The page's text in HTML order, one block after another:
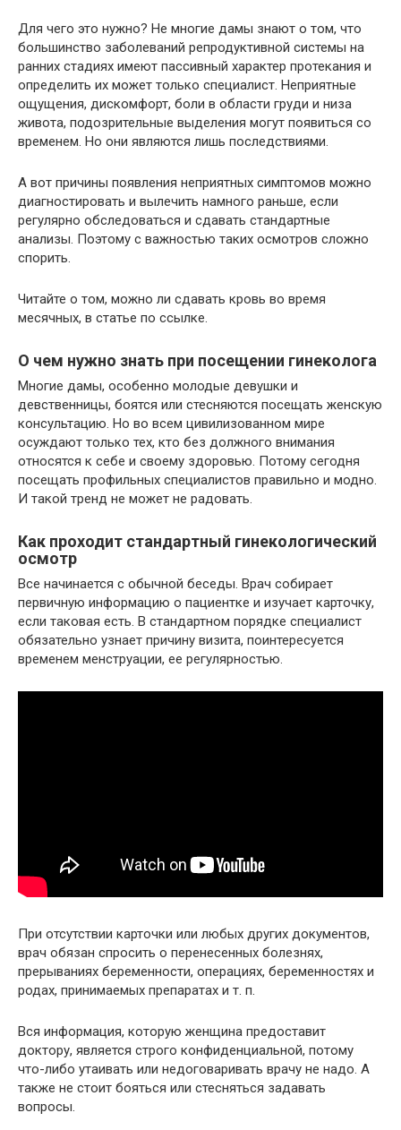
Для чего это нужно? Не многие дамы знают о том, что
большинство заболеваний репродуктивной системы на
ранних стадиях имеют пассивный характер протекания и
определить их может только специалист. Неприятные
ощущения, дискомфорт, боли в области груди и низа
живота, подозрительные выделения могут появиться со
временем. Но они являются лишь последствиями.
А вот причины появления неприятных симптомов можно
диагностировать и вылечить намного раньше, если
регулярно обследоваться и сдавать стандартные
анализы. Поэтому с важностью таких осмотров сложно
спорить.
Читайте о том, можно ли сдавать кровь во время
месячных, в статье по ссылке.
О чем нужно знать при посещении гинеколога
Многие дамы, особенно молодые девушки и
девственницы, боятся или стесняются посещать женскую
консультацию. Но во всем цивилизованном мире
осуждают только тех, кто без должного внимания
относятся к себе и своему здоровью. Потому сегодня
посещать профильных специалистов правильно и модно.
И такой тренд не может не радовать.
Как проходит стандартный гинекологический
осмотр
Все начинается с обычной беседы. Врач собирает
первичную информацию о пациентке и изучает карточку,
если таковая есть. В стандартном порядке специалист
обязательно узнает причину визита, поинтересуется
временем менструации, ее регулярностью.
При отсутствии карточки или любых других документов,
врач обязан спросить о перенесенных болезнях,
прерываниях беременности, операциях, беременностях и
родах, принимаемых препаратах и т. п.
Вся информация, которую женщина предоставит
доктору, является строго конфиденциальной, потому
что-либо утаивать или недоговаривать врачу не надо. А
также не стоит бояться или стесняться задавать
вопросы.